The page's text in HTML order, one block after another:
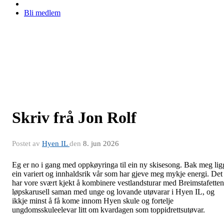
Bli medlem
Skriv frå Jon Rolf
Postet av Hyen ILden 8. jun 2026
Eg er no i gang med oppkøyringa til ein ny skisesong. Bak meg
ein variert og innhaldsrik vår som har gjeve meg mykje energi. Det
har vore svært kjekt å kombinere vestlandsturar med
løpskarusell saman med unge og lovande utøvarar i Hyen IL, og
ikkje minst å få kome innom Hyen skule og fortelje
ungdomsskuleelevar litt om kvardagen som toppidrettsutøvar.